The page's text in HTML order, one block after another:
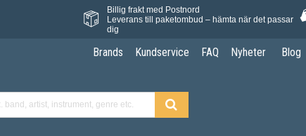
Billig frakt med Postnord
Leverans till paketombud – hämta när det passar
dig
Brands Kundservice FAQ Nyheter Blog